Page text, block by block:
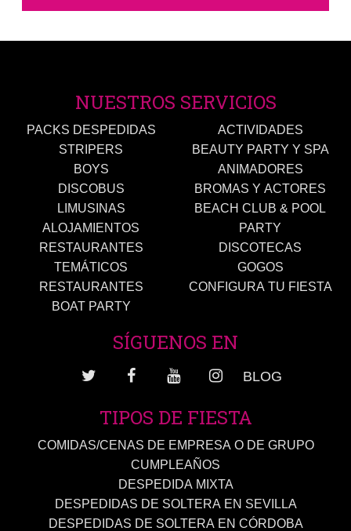
NUESTROS SERVICIOS
PACKS DESPEDIDAS
STRIPERS
BOYS
DISCOBUS
LIMUSINAS
ALOJAMIENTOS
RESTAURANTES
TEMÁTICOS
RESTAURANTES
BOAT PARTY
ACTIVIDADES
BEAUTY PARTY Y SPA
ANIMADORES
BROMAS Y ACTORES
BEACH CLUB & POOL
PARTY
DISCOTECAS
GOGOS
CONFIGURA TU FIESTA
SÍGUENOS EN
BLOG
TIPOS DE FIESTA
COMIDAS/CENAS DE EMPRESA O DE GRUPO
CUMPLEAÑOS
DESPEDIDA MIXTA
DESPEDIDAS DE SOLTERA EN SEVILLA
DESPEDIDAS DE SOLTERA EN CÓRDOBA